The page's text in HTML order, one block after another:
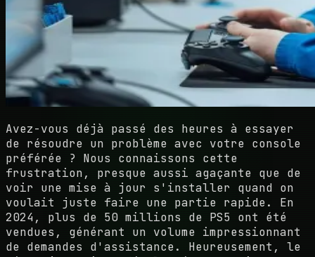
Avez-vous déjà passé des heures à essayer
de résoudre un problème avec votre console
préférée ? Nous connaissons cette
frustration, presque aussi agaçante que de
voir une mise à jour s'installer quand on
voulait juste faire une partie rapide. En
2024, plus de 50 millions de PS5 ont été
vendues, générant un volume impressionnant
de demandes d'assistance. Heureusement, le